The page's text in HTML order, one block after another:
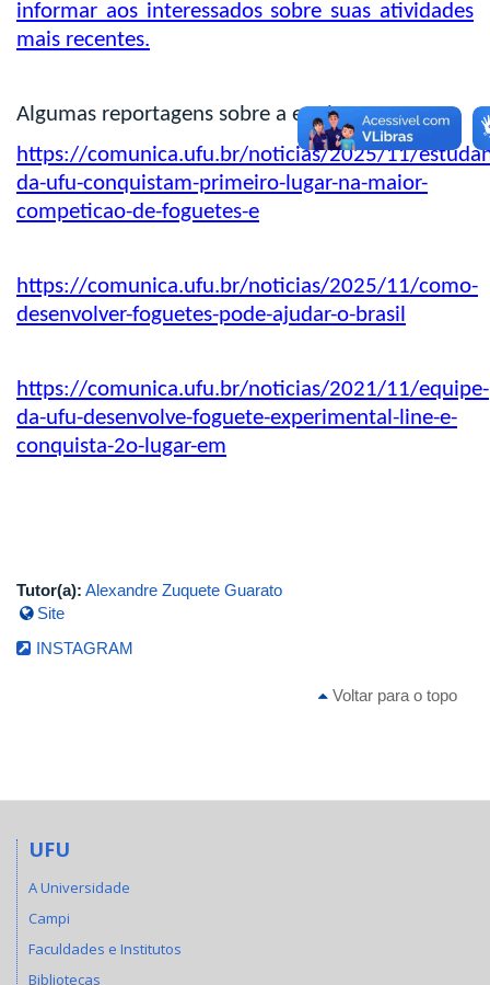
informar aos interessados sobre suas atividades
mais recentes.
Algumas reportagens sobre a equipe:
https://comunica.ufu.br/noticias/2025/11/
da-ufu-conquistam-primeiro-lugar-na-maior-
competicao-de-foguetes-e
https://comunica.ufu.br/noticias/2025/11/como-
desenvolver-foguetes-pode-ajudar-o-brasil
https://comunica.ufu.br/noticias/2021/11/equipe-
da-ufu-desenvolve-foguete-experimental-line-e-
conquista-2o-lugar-em
Tutor(a): Alexandre Zuquete Guarato
Site
INSTAGRAM
Voltar para o topo
UFU
A Universidade
Campi
Faculdades e Institutos
Bibliotecas